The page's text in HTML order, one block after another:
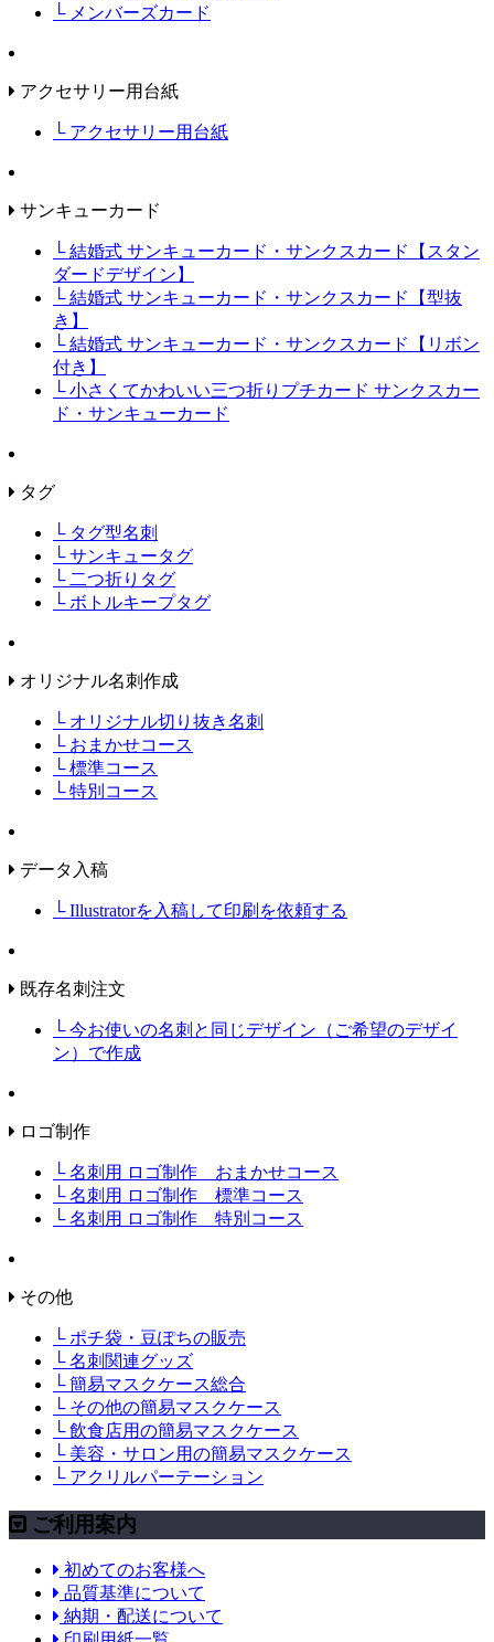
└ メンバーズカード
アクセサリー用台紙
└ アクセサリー用台紙
サンキューカード
└ 結婚式 サンキューカード・サンクスカード【スタン
ダードデザイン】
└ 結婚式 サンキューカード・サンクスカード【型抜
き】
└ 結婚式 サンキューカード・サンクスカード【リボン
付き】
└ 小さくてかわいい三つ折りプチカード サンクスカー
ド・サンキューカード
タグ
└ タグ型名刺
└ サンキュータグ
└ 二つ折りタグ
└ ボトルキープタグ
オリジナル名刺作成
└ オリジナル切り抜き名刺
└ おまかせコース
└ 標準コース
└ 特別コース
データ入稿
└ Illustratorを入稿して印刷を依頼する
既存名刺注文
└ 今お使いの名刺と同じデザイン（ご希望のデザイ
ン）で作成
ロゴ制作
└ 名刺用 ロゴ制作 おまかせコース
└ 名刺用 ロゴ制作 標準コース
└ 名刺用 ロゴ制作 特別コース
その他
└ ポチ袋・豆ぽちの販売
└ 名刺関連グッズ
└ 簡易マスクケース総合
└ その他の簡易マスクケース
└ 飲食店用の簡易マスクケース
└ 美容・サロン用の簡易マスクケース
└ アクリルパーテーション
ご利用案内
初めてのお客様へ
品質基準について
納期・配送について